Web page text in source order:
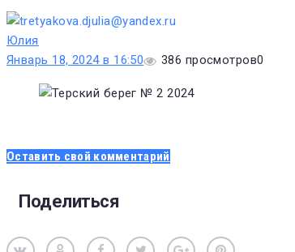
Юлия
Январь 18, 2024 в 16:50
386 просмотров0
Оставить свой комментарий
Поделиться
ВконтактеОдноклассники
FacebookTwitter Google+